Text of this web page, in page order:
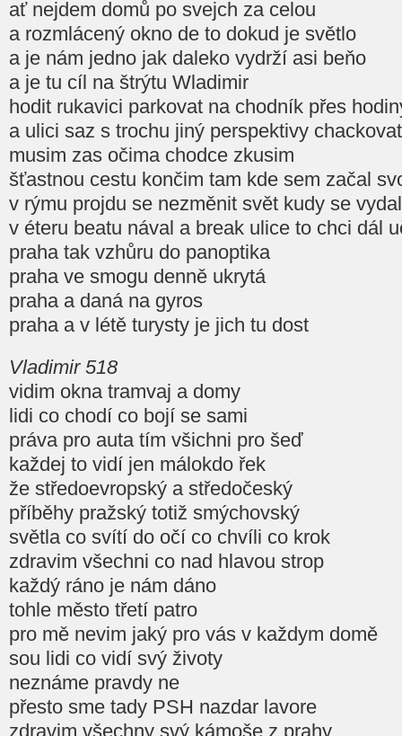
ať nejdem domů po svejch za celou
a rozmlácený okno de to dokud je světlo
a je nám jedno jak daleko vydrží asi beňo
a je tu cíl na štrýtu Wladimir
hodit rukavici parkovat na chodník přes
a ulici saz s trochu jiný perspektivy chackovat
musim zas očima chodce zkusim
šťastnou cestu končim tam kde sem začal
v rýmu projdu se nezměnit svět kudy se
v éteru beatu nával a break ulice to chci dál
praha tak vzhůru do panoptika
praha ve smogu denně ukrytá
praha a daná na gyros
praha a v létě turysty je jich tu dost
Vladimir 518
vidim okna tramvaj a domy
lidi co chodí co bojí se sami
práva pro auta tím všichni pro šeď
každej to vidí jen málokdo řek
že středoevropský a středočeský
příběhy pražský totiž smýchovský
světla co svítí do očí co chvíli co krok
zdravim všechni co nad hlavou strop
každý ráno je nám dáno
tohle město třetí patro
pro mě nevim jaký pro vás v každym domě
sou lidi co vidí svý životy
neznáme pravdy ne
přesto sme tady PSH nazdar lavore
zdravim všechny svý kámoše z prahy